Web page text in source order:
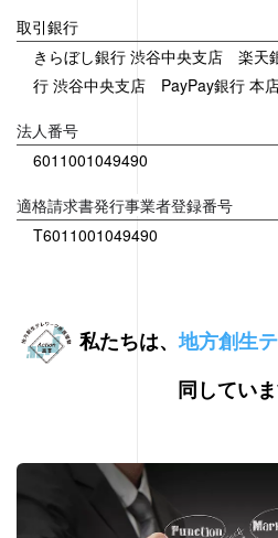
取引銀行
きらぼし銀行 渋谷中央支店 楽
行 渋谷中央支店 PayPay銀行 本
法人番号
6011001049490
適格請求書発行事業者登録番号
T6011001049490
私たちは、地方創生
同していま